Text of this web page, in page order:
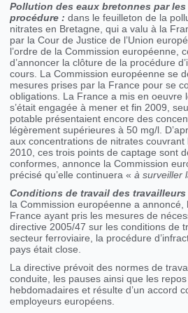
Pollution des eaux bretonnes par
procédure : dans le feuilleton de la
nitrates en Bretagne, qui a valu à la
par la Cour de Justice de l’Union
l’ordre de la Commission européenne,
d’annoncer la clôture de la procédure
cours. La Commission européenne se
mesures prises par la France pour se
obligations. La France a mis en oeuvre
s’était engagée à mener et fin 2009,
potable présentaient encore des
légèrement supérieures à 50 mg/l.
aux concentrations de nitrates
2010, ces trois points de captage sont
conformes, annonce la Commission
précisé qu’elle continuera «à surveiller
Conditions de travail des
la Commission européenne a
France ayant pris les mesures de
directive 2005/47 sur les conditions de
secteur ferroviaire, la procédure
pays était close.
La directive prévoit des normes de
conduite, les pauses ainsi que les
hebdomadaires et résulte d’un accord
employeurs européens.